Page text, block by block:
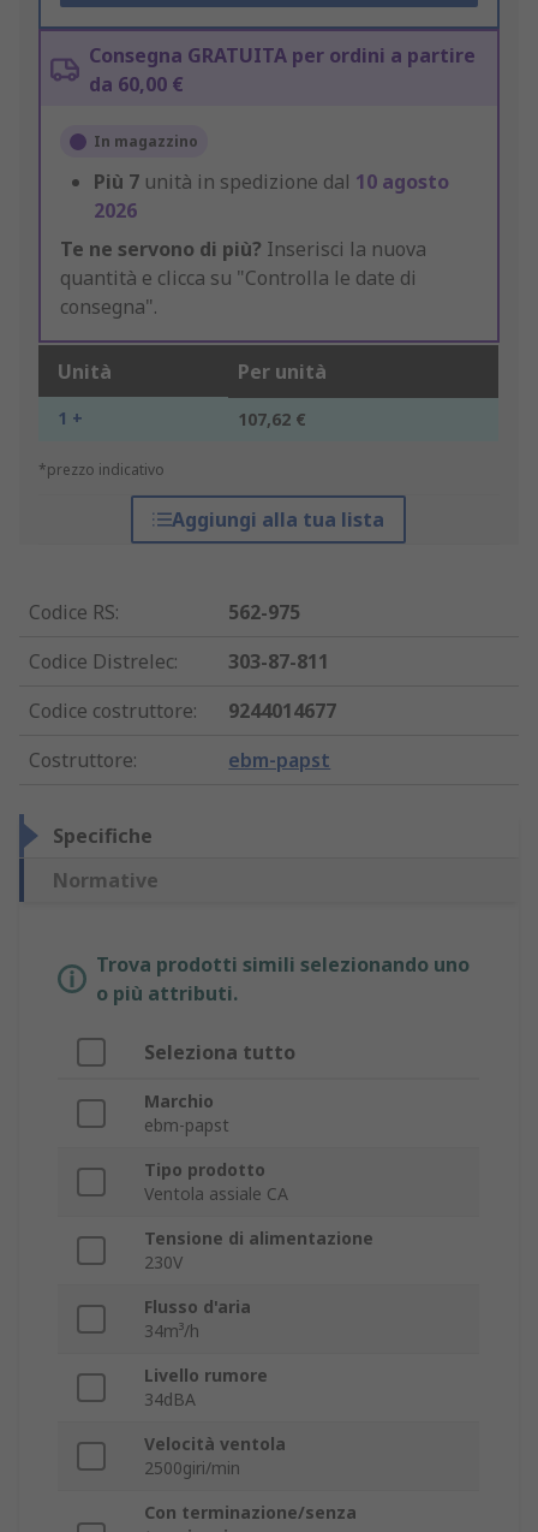
Consegna GRATUITA per ordini a partire
da 60,00 €
In magazzino
Più 7 unità in spedizione dal 10 agosto
2026
Te ne servono di più? Inserisci la nuova
quantità e clicca su "Controlla le date di
consegna".
Unità Per unità
1 + 107,62 €
*prezzo indicativo
Aggiungi alla tua lista
Codice RS:
562-975
Codice Distrelec:
303-87-811
Codice costruttore:
9244014677
Costruttore: ebm-papst
Specifiche
Normative
Trova prodotti simili selezionando uno
o più attributi.
Seleziona tutto
Marchio
ebm-papst
Tipo prodotto
Ventola assiale CA
Tensione di alimentazione
230V
Flusso d'aria
34m³/h
Livello rumore
34dBA
Velocità ventola
2500giri/min
Con terminazione/senza